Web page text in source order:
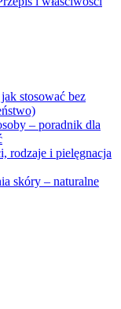
stosować bez
– poradnik dla
rodzaje i pielęgnacja
skóry – naturalne